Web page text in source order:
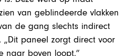
van geblindeerde vlakken
de gang slechts indirect
„Dit paneel zorgt direct voor
naar boven loopt.”